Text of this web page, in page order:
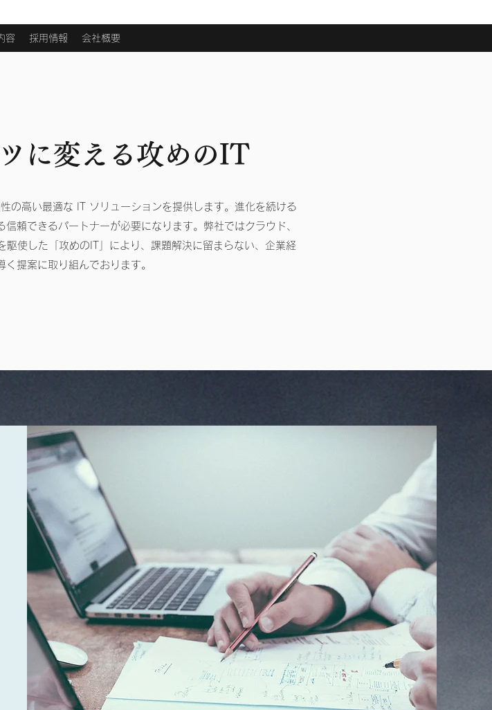
容 採用情報 会社概要
に変える攻めのIT
高い最適な IT ソリューションを提供します。進化を続ける
頼できるパートナーが必要になります。弊社ではクラウド、
使した「攻めのIT」により、課題解決に留まらない、企業経
く提案に取り組んでおります。